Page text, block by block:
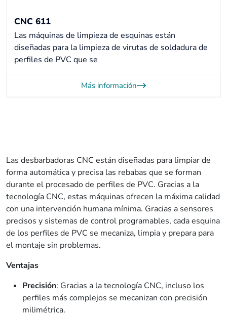
CNC 611
Las máquinas de limpieza de esquinas están
diseñadas para la limpieza de virutas de soldadura de
perfiles de PVC que se
Más información
Las desbarbadoras CNC están diseñadas para limpiar de
forma automática y precisa las rebabas que se forman
durante el procesado de perfiles de PVC. Gracias a la
tecnología CNC, estas máquinas ofrecen la máxima calidad
con una intervención humana mínima. Gracias a sensores
precisos y sistemas de control programables, cada esquina
de los perfiles de PVC se mecaniza, limpia y prepara para
el montaje sin problemas.
Ventajas
Precisión: Gracias a la tecnología CNC, incluso los
perfiles más complejos se mecanizan con precisión
milimétrica.